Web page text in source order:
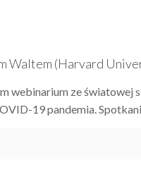
Waltem (Harvard
webinarium ze światowej
19 pandemia.